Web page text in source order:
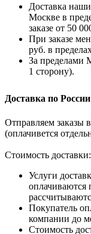
Доставка
Москве в
заказе от 50
При заказе
руб. в
За пределами
1 сторону).
Доставка по России
Отправляем заказы
(оплачивется
Стоимость доставки:
Услуги
оплачиваются
Покупатель
компании до
Стоимость